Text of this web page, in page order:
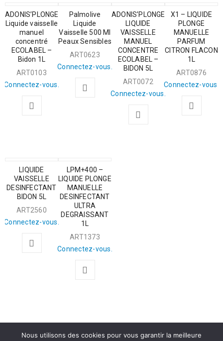
ADONIS’PLONGE
Liquide vaisselle
manuel
concentré
ECOLABEL –
Bidon 1L
ART0103
Connectez-vous.
Palmolive
Liquide
Vaisselle 500 Ml
Peaux Sensibles
ART0623
Connectez-vous.
ADONIS’PLONGE
LIQUIDE
VAISSELLE
MANUEL
CONCENTRE
ECOLABEL –
BIDON 5L
ART0072
Connectez-vous.
X1 – LIQUIDE
PLONGE
MANUELLE
PARFUM
CITRON FLACON
1L
ART0876
Connectez-vous.
LIQUIDE
VAISSELLE
DESINFECTANT
BIDON 5L
ART2560
Connectez-vous.
LPM+400 –
LIQUIDE PLONGE
MANUELLE
DESINFECTANT
ULTRA
DEGRAISSANT
1L
ART1373
Connectez-vous.
Nous utilisons des cookies pour vous garantir la meilleure